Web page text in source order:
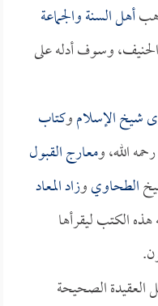
أهل السنة والجماعة
وسوف أدله على
شيخ الإسلاموكتاب
رحمه الله، ومعارج القبول
الطحاويوزاد المعاد
هذه الكتب ليقرأها
العقيدة الصحيحة